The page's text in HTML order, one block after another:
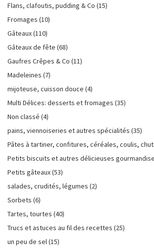
Flans, clafoutis, pudding & Co (15)
Fromages (10)
Gâteaux(110)
Gâteaux de fête (68)
Gaufres Crêpes & Co (11)
Madeleines (7)
mijoteuse, cuisson douce (4)
Multi Délices: desserts et fromages (35)
Non classé (4)
pains, viennoiseries et autres spécialités (35)
Pâtes à tartiner, confitures, céréales, coulis,
Petits biscuits et autres délicieuses
Petits gâteaux(53)
salades, crudités, légumes (2)
Sorbets (6)
Tartes, tourtes (40)
Trucs et astuces au fil des recettes (25)
un peu de sel(15)